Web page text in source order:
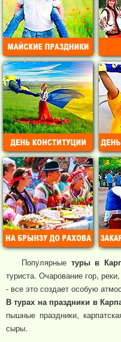
Популярные туры в
туриста. Очарование гор,
- все это создает особую
В турах на праздники в
пышные праздники,
сыры.